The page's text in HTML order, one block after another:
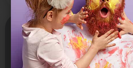
Zatvoreno